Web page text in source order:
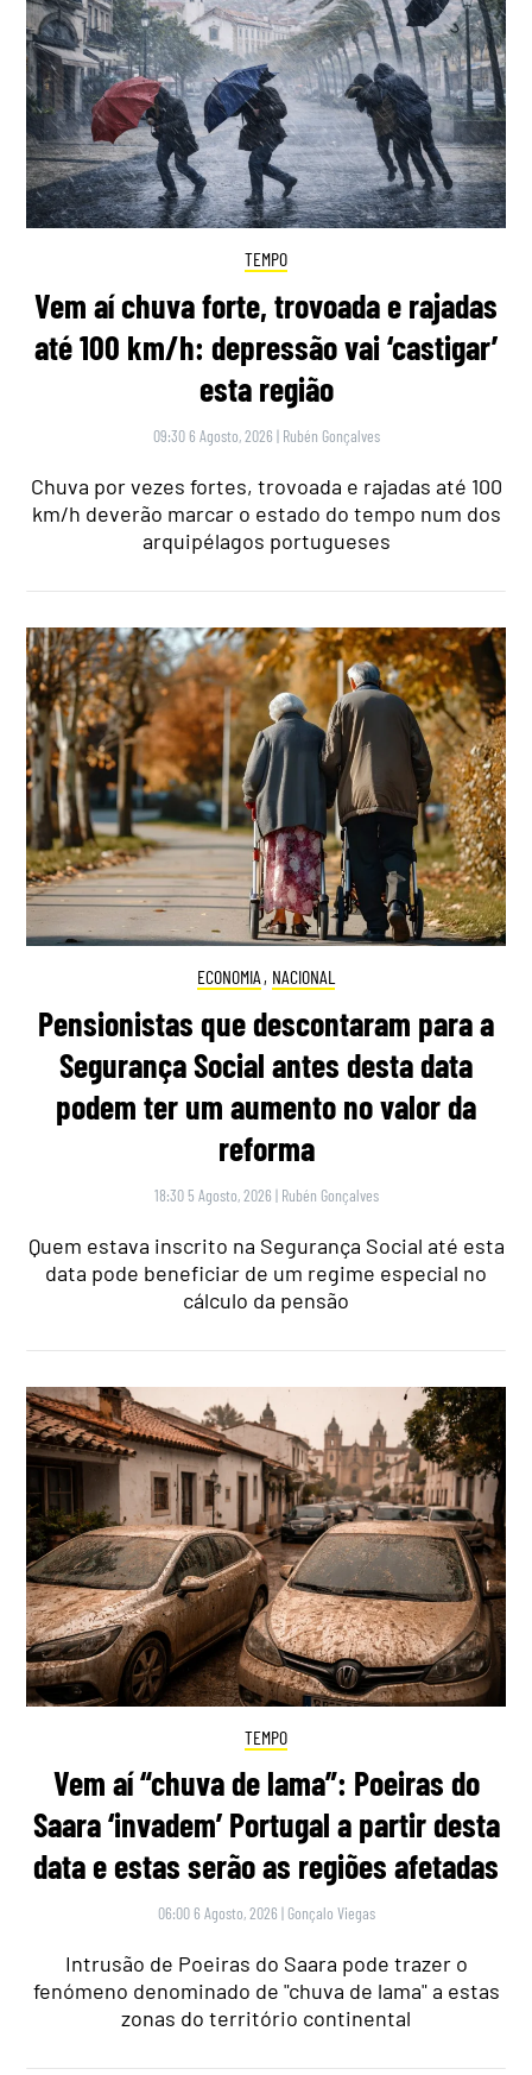
TEMPO
Vem aí chuva forte, trovoada e rajadas
até 100 km/h: depressão vai ‘castigar’
esta região
09:30 6 Agosto, 2026 | Rubén Gonçalves
Chuva por vezes fortes, trovoada e rajadas até 100
km/h deverão marcar o estado do tempo num dos
arquipélagos portugueses
ECONOMIA , NACIONAL
Pensionistas que descontaram para a
Segurança Social antes desta data
podem ter um aumento no valor da
reforma
18:30 5 Agosto, 2026 | Rubén Gonçalves
Quem estava inscrito na Segurança Social até esta
data pode beneficiar de um regime especial no
cálculo da pensão
TEMPO
Vem aí “chuva de lama”: Poeiras do
Saara ‘invadem’ Portugal a partir desta
data e estas serão as regiões afetadas
06:00 6 Agosto, 2026 | Gonçalo Viegas
Intrusão de Poeiras do Saara pode trazer o
fenómeno denominado de "chuva de lama" a estas
zonas do território continental